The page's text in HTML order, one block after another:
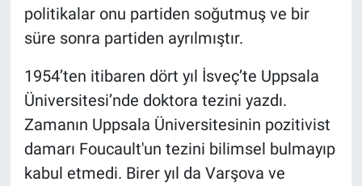
politikalar onu partiden soğutmuş ve bir
süre sonra partiden ayrılmıştır.
1954’ten itibaren dört yıl İsveç’te Uppsala
Üniversitesi’nde doktora tezini yazdı.
Zamanın Uppsala Üniversitesinin pozitivist
damarı Foucault'un tezini bilimsel bulmayıp
kabul etmedi. Birer yıl da Varşova ve